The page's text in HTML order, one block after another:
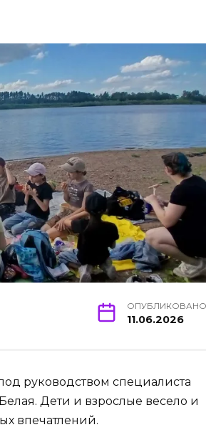
ОПУБЛИКОВАНО
11.06.2026
руководством специалиста
Дети и взрослые весело и
впечатлений.